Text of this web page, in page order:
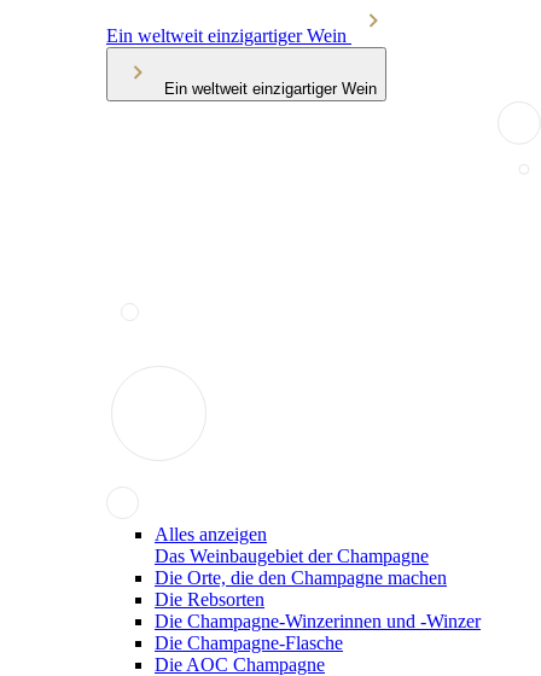
Ein weltweit einzigartiger Wein
Ein weltweit einzigartiger Wein
Alles anzeigen
Das Weinbaugebiet der Champagne
Die Orte, die den Champagne machen
Die Rebsorten
Die Champagne-Winzerinnen und -Winzer
Die Champagne-Flasche
Die AOC Champagne